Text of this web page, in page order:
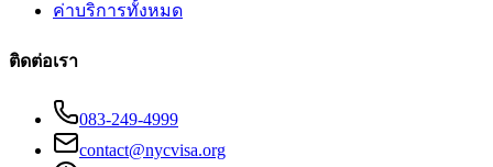
ค่าบริการทั้งหมด
ติดต่อเรา
083-249-4999
contact@nycvisa.org